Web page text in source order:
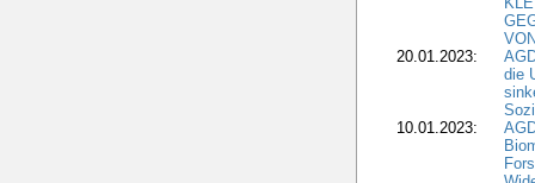
20.01.2023:
die
10.01.2023: